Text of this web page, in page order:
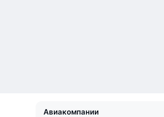
Авиакомпании